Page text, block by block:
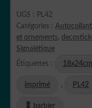
UGS :
PL42
Catégories :
et ornements,
Signalétique
Étiquettes : 18x24cm
imprimé , PL42
💈 barbier